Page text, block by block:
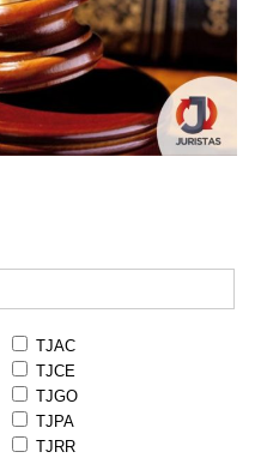
TJAC
TJCE
TJGO
TJPA
TJRR